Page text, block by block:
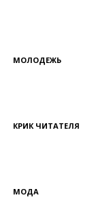
МОЛОДЕЖЬ
КРИК ЧИТАТЕЛЯ
МОДА